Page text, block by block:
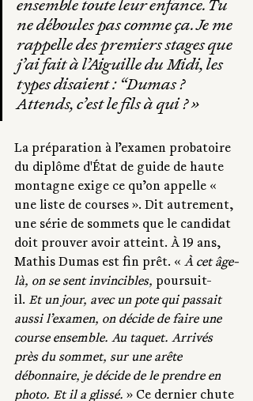
ensemble toute leur enfance. Tu
ne déboules pas comme ça. Je me
rappelle des premiers stages que
j’ai fait à l’Aiguille du Midi, les
types disaient : “Dumas ?
Attends, c’est le fils à qui ? »
La préparation à l’examen probatoire
du diplôme d'État de guide de haute
montagne exige ce qu’on appelle «
une liste de courses ». Dit autrement,
une série de sommets que le candidat
doit prouver avoir atteint. À 19 ans,
Mathis Dumas est fin prêt. « À cet âge-
là, on se sent invincibles, poursuit-
il. Et un jour, avec un pote qui passait
aussi l’examen, on décide de faire une
course ensemble. Au taquet. Arrivés
près du sommet, sur une arête
débonnaire, je décide de le prendre en
photo. Et il a glissé. » Ce dernier chute